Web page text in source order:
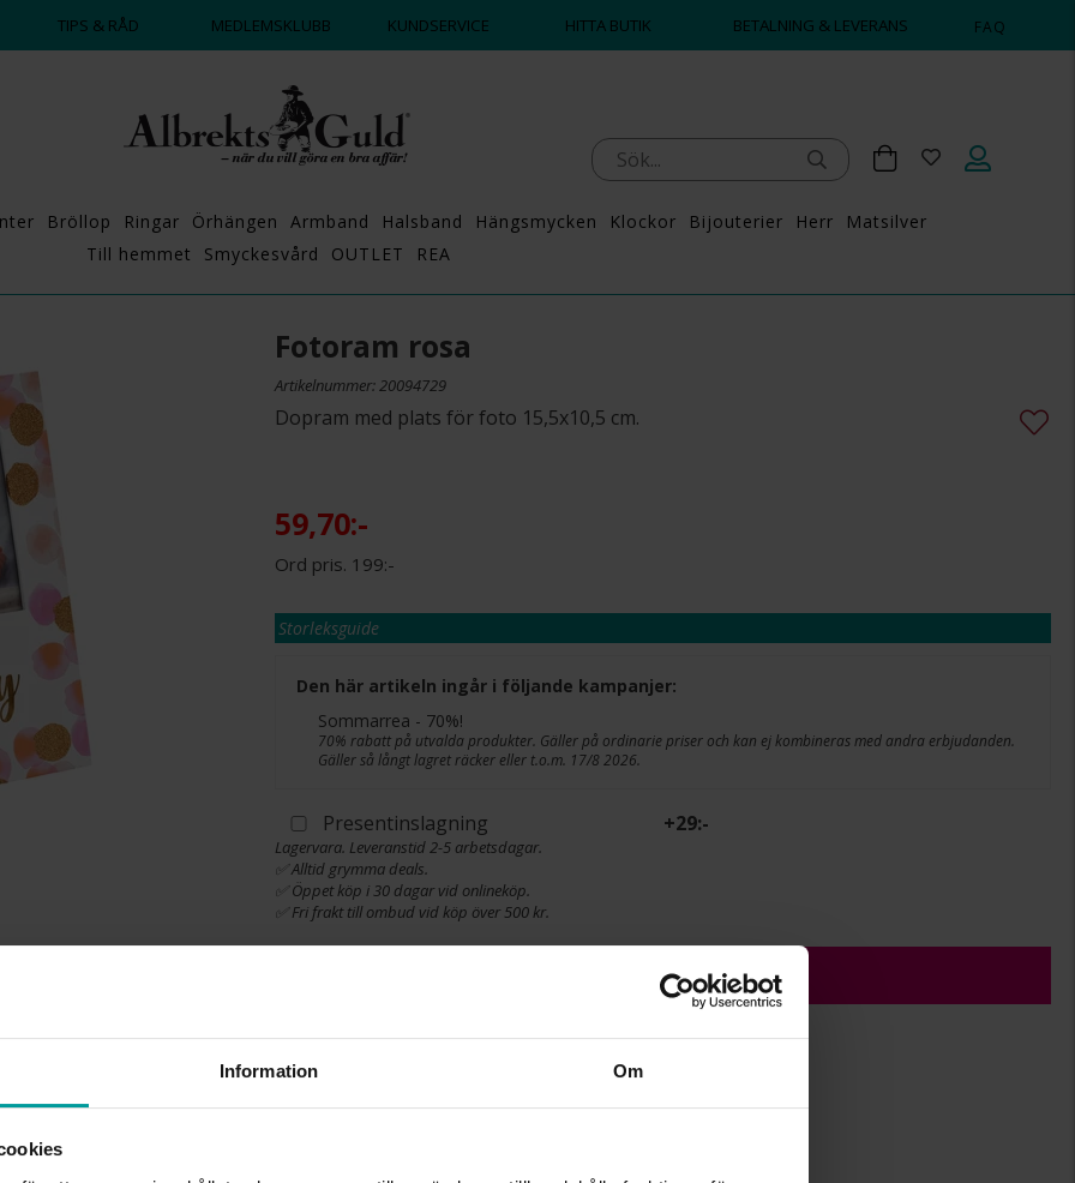
Information Om
DAGS ATT POPPA?
TIPS & RÅD MEDLEMSKLUBB KUNDSERVICE HITTA BUTIK BETALNING & LEVERANS FAQ
Bröllop Ringar Örhängen Armband Halsband Hängsmycken Klockor Bijouterier Herr
Matsilver
Till hemmet
Smyckesvård OUTLET REA
Fotoram rosa
Artikelnummer: 20094729
Dopram med plats för foto 15,5x10,5 cm.
59,70:-
199:-
Storleksguide
Den här artikeln ingår i följande kampanjer:
Sommarrea - 70%!
70% rabatt på utvalda produkter. Gäller på ordinarie priser och kan ej kombineras med andra erbjudanden.
Gäller så långt lagret räcker eller t.o.m. 17/8 2026.
Presentinslagning +29:-
Lagervara. Leveranstid 2-5 arbetsdagar.
✅ Alltid grymma deals.
✅ Öppet köp i 30 dagar vid onlineköp.
✅ Fri frakt till ombud vid köp över 500 kr.
LÄGG I VARUKORGEN